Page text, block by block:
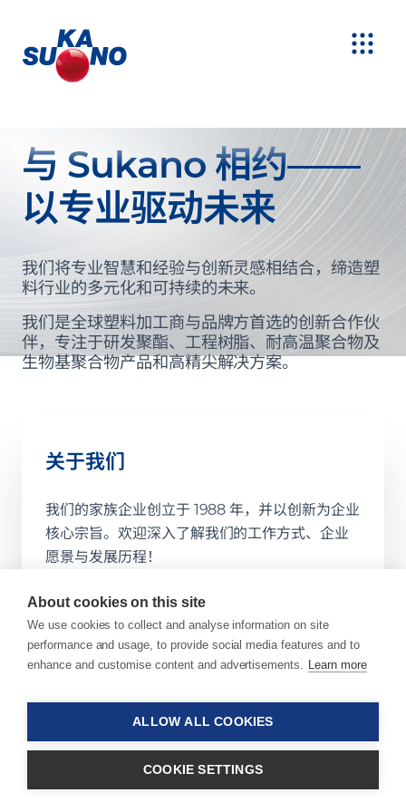
与 Sukano 相约——
以专业驱动未来
我们将专业智慧和经验与创新灵感相结合，缔造塑
料行业的多元化和可持续的未来。
我们是全球塑料加工商与品牌方首选的创新合作伙
伴，专注于研发聚酯、工程树脂、耐高温聚合物及
生物基聚合物产品和高精尖解决方案。
关于我们
我们的家族企业创立于 1988 年，并以创新为企业
核心宗旨。欢迎深入了解我们的工作方式、企业
愿景与发展历程！
了解更多详情
企业治理与合规
About cookies on this site
We use cookies to collect and analyse information on site
performance and usage, to provide social media features and to
enhance and customise content and advertisements. Learn more
ALLOW ALL COOKIES
COOKIE SETTINGS